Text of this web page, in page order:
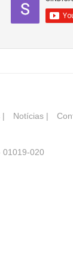
| Notícias |
01019-020